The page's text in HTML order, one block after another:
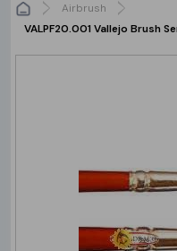
Airbrush
VALPF20.001 Vallejo Brush